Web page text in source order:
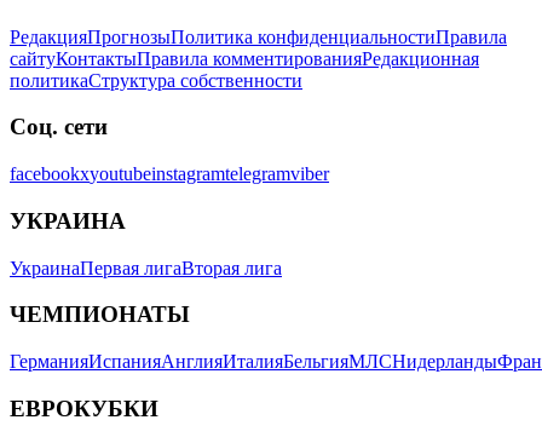
РедакцияПрогнозыПолитика конфиденциальностиПравила
сайтуКонтактыПравила комментированияРедакционная
политикаСтруктура собственности
Соц. сети
facebookxyoutubeinstagramtelegramviber
УКРАИНА
УкраинаПервая лигаВторая лига
ЧЕМПИОНАТЫ
ГерманияИспанияАнглияИталияБельгияМЛСНидерланды
ЕВРОКУБКИ